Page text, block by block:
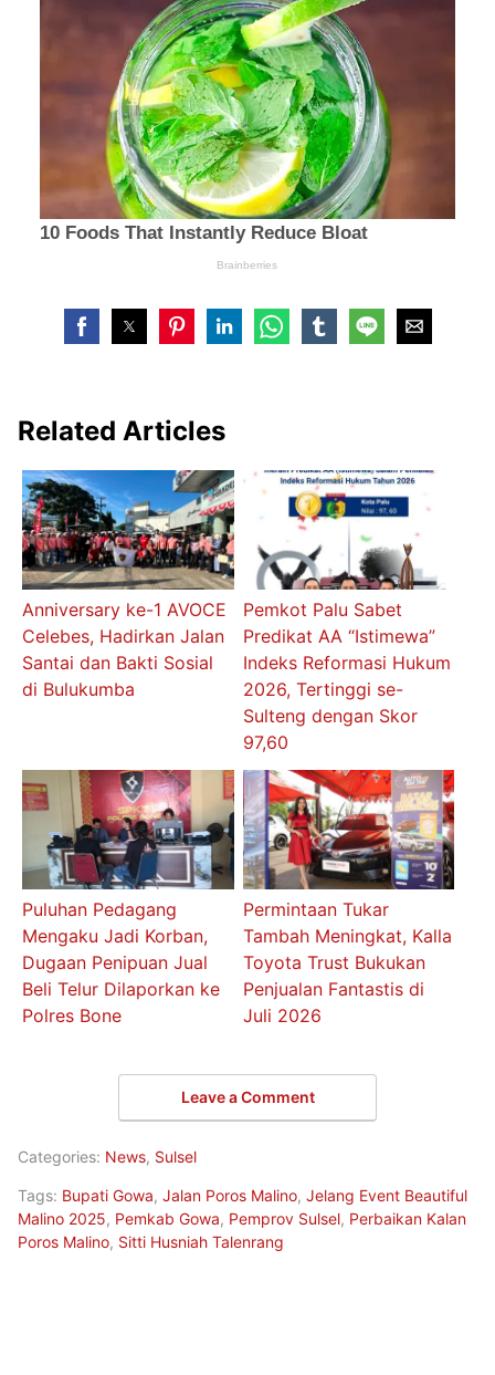
Related Articles
Anniversary ke-1 AVOCE
Celebes, Hadirkan Jalan
Santai dan Bakti Sosial
di Bulukumba
Pemkot Palu Sabet
Predikat AA “Istimewa”
Indeks Reformasi Hukum
2026, Tertinggi se-
Sulteng dengan Skor
97,60
Puluhan Pedagang
Mengaku Jadi Korban,
Dugaan Penipuan Jual
Beli Telur Dilaporkan ke
Polres Bone
Permintaan Tukar
Tambah Meningkat, Kalla
Toyota Trust Bukukan
Penjualan Fantastis di
Juli 2026
Leave a Comment
Categories: News, Sulsel
Tags: Bupati Gowa, Jalan Poros Malino, Jelang Event Beautiful
Malino 2025, Pemkab Gowa, Pemprov Sulsel, Perbaikan Kalan
Poros Malino, Sitti Husniah Talenrang